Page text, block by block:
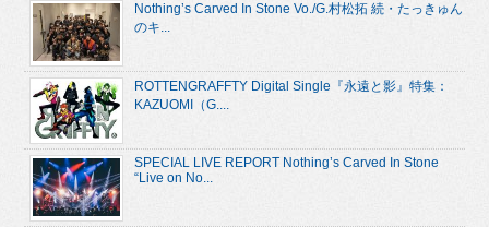
Nothing’s Carved In Stone Vo./G.村松拓 続・たっきゅん
のキ...
ROTTENGRAFFTY Digital Single『永遠と影』特集：
KAZUOMI（G....
SPECIAL LIVE REPORT Nothing’s Carved In Stone
“Live on No...